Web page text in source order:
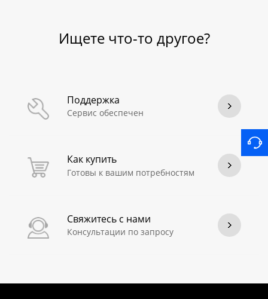
Ищете что-то другое?
Поддержка
Сервис обеспечен
Как купить
Готовы к вашим потребностям
Свяжитесь с нами
Консультации по запросу